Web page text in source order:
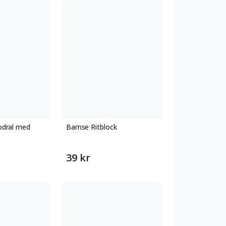
med
Bamse Ritblock
39 kr